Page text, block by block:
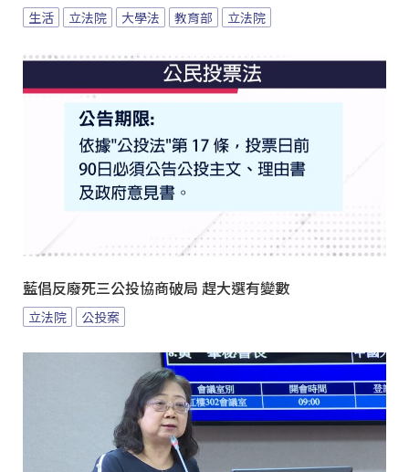
生活 立法院 大學法 教育部 立法院
藍倡反廢死三公投協商破局 趕大選有變數
立法院 公投案